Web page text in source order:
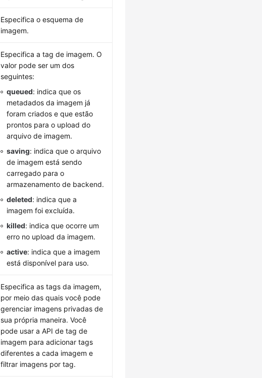
Especifica o esquema de
imagem.
Especifica a tag de imagem. O
valor pode ser um dos
seguintes:
queued: indica que os
metadados da imagem já
foram criados e que estão
prontos para o upload do
arquivo de imagem.
saving: indica que o arquivo
de imagem está sendo
carregado para o
armazenamento de backend.
deleted: indica que a
imagem foi excluída.
killed: indica que ocorre um
erro no upload da imagem.
active: indica que a imagem
está disponível para uso.
Especifica as tags da imagem,
por meio das quais você pode
gerenciar imagens privadas de
sua própria maneira. Você
pode usar a API de tag de
imagem para adicionar tags
diferentes a cada imagem e
filtrar imagens por tag.